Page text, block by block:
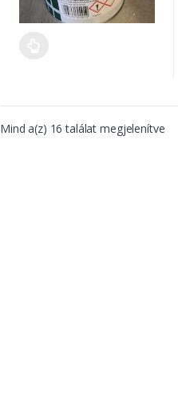
Mind a(z) 16 találat megjelenítve